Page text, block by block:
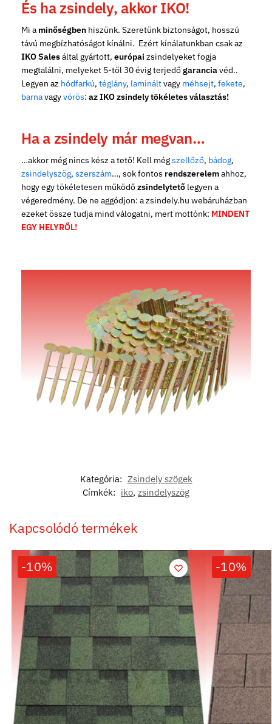
És ha zsindely, akkor IKO!
Mi a minőségben hiszünk. Szeretünk biztonságot, hosszú
távú megbízhatóságot kínálni. Ezért kínálatunkban csak az
IKO Salesáltal gyártott, európai zsindelyeket fogja
megtalálni, melyeket 5-től 30 évig terjedőgaranciavéd..
Legyen az hódfarkú, téglány, lamináltvagy méhsejt, fekete,
barnavagyvörös: az IKO zsindely tökéletes választás!
Ha a zsindely már megvan…
…akkor még nincs kész a tető! Kell mégszellőző, bádog,
zsindelyszög, szerszám…, sok fontos rendszerelemahhoz,
hogy egy tökéletesen működőzsindelytető legyen a
végeredmény. De ne aggódjon: a zsindely.hu webáruházban
ezeket össze tudja mind válogatni, mert mottónk: MINDENT
EGY HELYRŐL!
Kategória: Zsindely szögek
Címkék: iko, zsindelyszög
Kapcsolódó termékek
-10% -10%